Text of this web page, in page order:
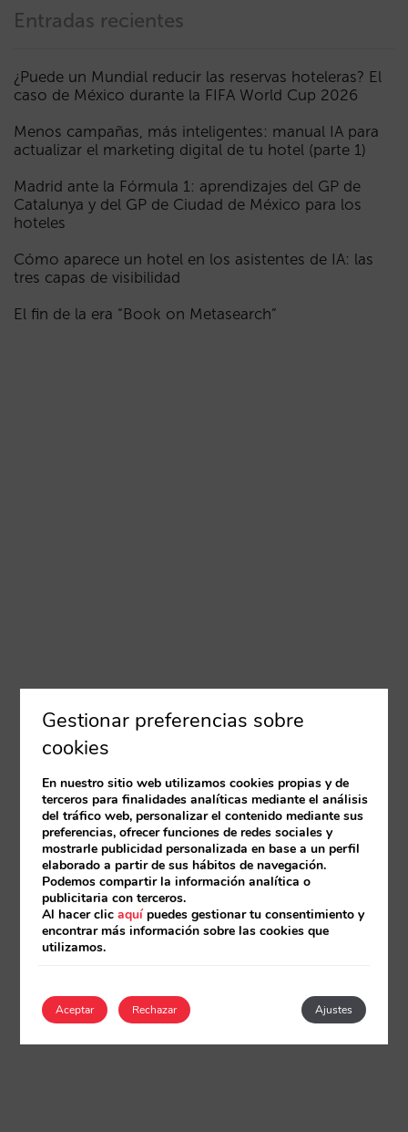
Entradas recientes
¿Puede un Mundial reducir las reservas hoteleras? El
caso de México durante la FIFA World Cup 2026
Menos campañas, más inteligentes: manual IA para
actualizar el marketing digital de tu hotel (parte 1)
Madrid ante la Fórmula 1: aprendizajes del GP de
Catalunya y del GP de Ciudad de México para los
hoteles
Cómo aparece un hotel en los asistentes de IA: las
tres capas de visibilidad
El fin de la era “Book on Metasearch”
Gestionar preferencias sobre
cookies
En nuestro sitio web utilizamos cookies propias y de
terceros para finalidades analíticas mediante el análisis
del tráfico web, personalizar el contenido mediante sus
preferencias, ofrecer funciones de redes sociales y
mostrarle publicidad personalizada en base a un perfil
elaborado a partir de sus hábitos de navegación.
Podemos compartir la información analítica o
publicitaria con terceros.
Al hacer clicaquípuedes gestionar tu consentimiento y
encontrar más información sobre las cookies que
utilizamos.
Aceptar Ajustes
Rechazar